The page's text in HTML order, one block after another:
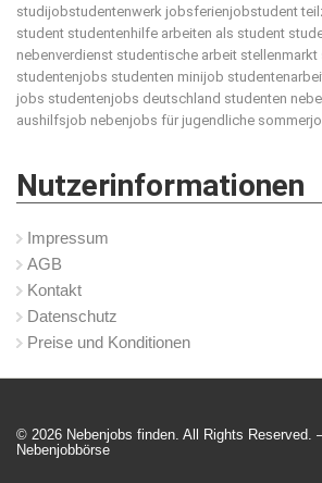
studijobstudentenwerk jobsferienjobstudent
student studentenhilfe arbeiten als student
nebenverdienst studentische arbeit
studentenjobs studenten minijob
jobs studentenjobs deutschland studenten
aushilfsjob nebenjobs für jugendliche
Nutzerinformationen
Impressum
AGB
Kontakt
Datenschutz
Preise und Konditionen
© 2026 Nebenjobs finden. All Rights Reserved.
Nebenjobbörse